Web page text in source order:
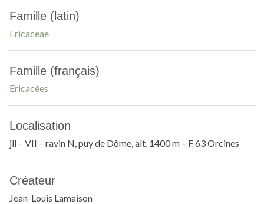
Famille (latin)
Ericaceae
Famille (français)
Ericacées
Localisation
jll – VII – ravin N, puy de Dôme, alt. 1400 m – F 63 Orcines
Créateur
Jean-Louis Lamaison